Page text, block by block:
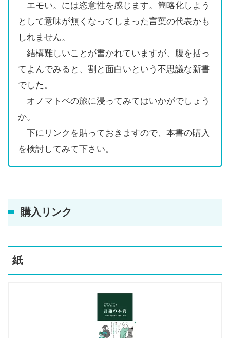
エモい。には恣意性を感じます。簡略化しよう
として意味が無くなってしまった言葉の代表かも
しれません。
結構難しいことが書かれていますが、腹を括っ
てよんでみると、割と面白いという不思議な新書
でした。
オノマトペの旅に浸ってみてはいかがでしょう
か。
下にリンクを貼っておきますので、本書の購入
を検討してみて下さい。
購入リンク
紙